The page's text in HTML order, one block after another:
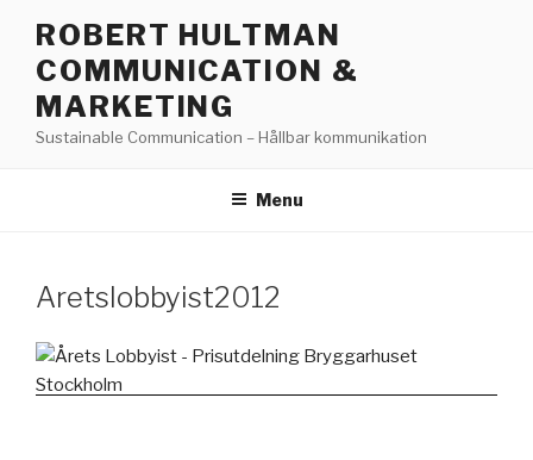
content
ROBERT HULTMAN
COMMUNICATION &
MARKETING
Sustainable Communication – Hållbar kommunikation
Menu
Aretslobbyist2012